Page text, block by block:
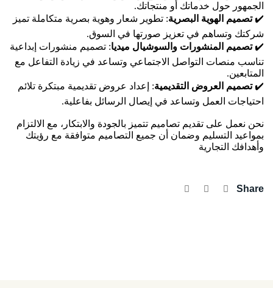
الجمهور حول خدماتك أو منتجاتك.
✔️تصميم الهوية البصرية: تطوير شعار وهوية بصرية متكاملة تميز
شركتك وتساهم في تعزيز صورتها في السوق.
✔️تصميم المنشورات والسوشيال ميديا: تصميم منشورات إبداعية
تناسب منصات التواصل الاجتماعي وتساعد في زيادة التفاعل مع
المتابعين.
✔️تصميم العروض التقديمية: إعداد عروض تقديمية مبتكرة تلائم
احتياجات العمل وتساعد في إيصال الرسائل بفاعلية.
نحن نعمل على تقديم تصاميم تتميز بالجودة والابتكار، مع الالتزام
بمواعيد التسليم وضمان أن جميع التصاميم متوافقة مع رؤيتك
وأهدافك التجارية
Share